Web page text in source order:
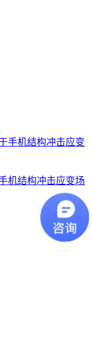
机结构冲击应变场